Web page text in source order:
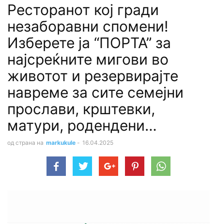
Ресторанот кој гради
незаборавни спомени!
Изберете ја “ПОРТА” за
најсреќните мигови во
животот и резервирајте
навреме за сите семејни
прослави, крштевки,
матури, родендени…
од страна на markukule - 16.04.2025